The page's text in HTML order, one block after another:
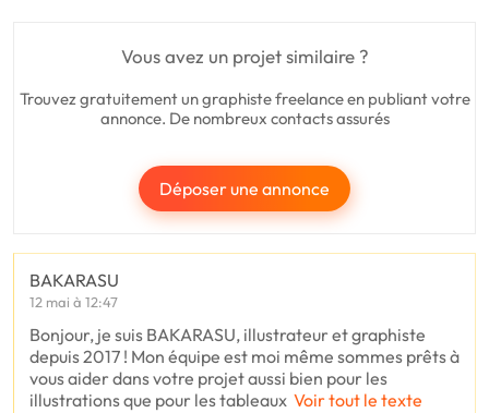
Vous avez un projet similaire ?
Trouvez gratuitement un graphiste freelance en publiant votre
annonce. De nombreux contacts assurés
Déposer une annonce
BAKARASU
12 mai à 12:47
Bonjour, je suis BAKARASU, illustrateur et graphiste
depuis 2017 ! Mon équipe est moi même sommes prêts à
vous aider dans votre projet aussi bien pour les
illustrations que pour les tableaux Voir tout le texte